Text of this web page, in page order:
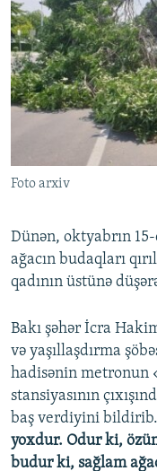
MULTIMEDIA
VIDEO
FOTOQALEREYA
İNFOQRAFIKA
KARIKATURA
RADIO ARXIV
OXU ZALI
AZƏRBAYCAN
İSLAM VƏ DEMOKRATIYA
HAQQIMIZDA
MISSIYAMIZ
PEŞƏ ETIKASI VƏ
BIZIMLƏ ƏLAQƏ
XƏBƏR
Foto arxiv
Dünən, oktyabrın
ağacın budaqları
qadının üstünə
Bakı şəhər İcra
və yaşıllaşdırma
hadisənin metronun
stansiyasının
baş verdiyini bildirib.
yoxdur. Odur ki,
budur ki, sağlam